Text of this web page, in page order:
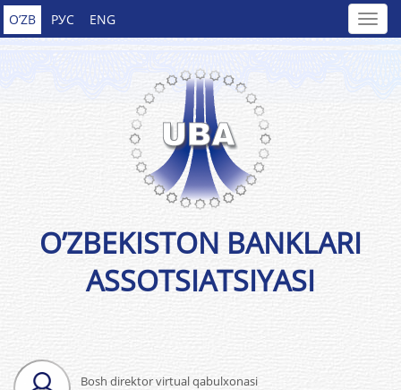
O’ZB РУС ENG
Bosh direktor virtual qabulxonasi
O’ZBEKISTON BANKLARI
ASSOTSIATSIYASI